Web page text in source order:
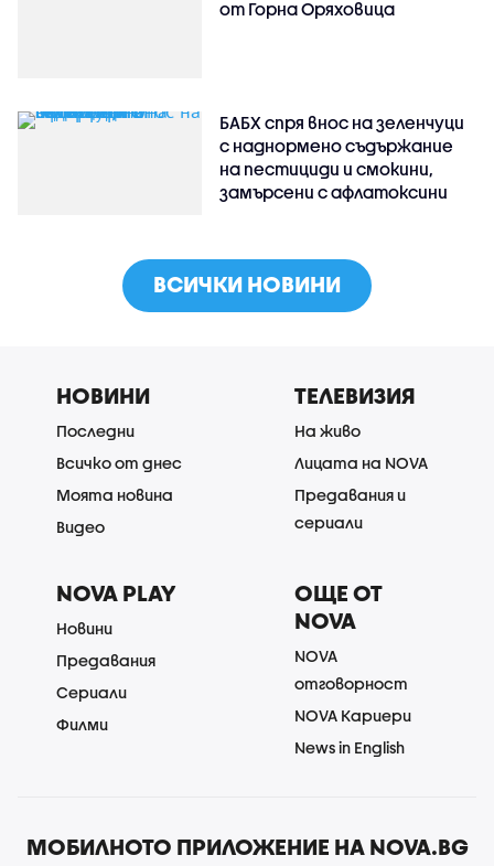
от Горна Оряховица
БАБХ спря внос на зеленчуци
с наднормено съдържание
на пестициди и смокини,
замърсени с афлатоксини
ВСИЧКИ НОВИНИ
НОВИНИ
Последни
Всичко от днес
Моята новина
Видео
ТЕЛЕВИЗИЯ
На живо
Лицата на NOVA
Предавания и
сериали
NOVA PLAY
Новини
Предавания
Сериали
Филми
ОЩЕ ОТ
NOVA
NOVA
отговорност
NOVA Кариери
News in English
МОБИЛНОТО ПРИЛОЖЕНИЕ НА NOVA.BG